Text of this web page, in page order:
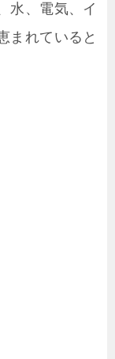
水、電気、イ
まれていると